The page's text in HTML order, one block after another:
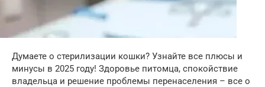
Думаете о стерилизации кошки? Узнайте все плюсы и
минусы в 2025 году! Здоровье питомца, спокойствие
владельца и решение проблемы перенаселения – все о